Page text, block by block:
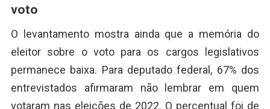
voto
O levantamento mostra ainda que a memória do
eleitor sobre o voto para os cargos legislativos
permanece baixa. Para deputado federal, 67% dos
entrevistados afirmaram não lembrar em quem
votaram nas eleições de 2022. O percentual foi de